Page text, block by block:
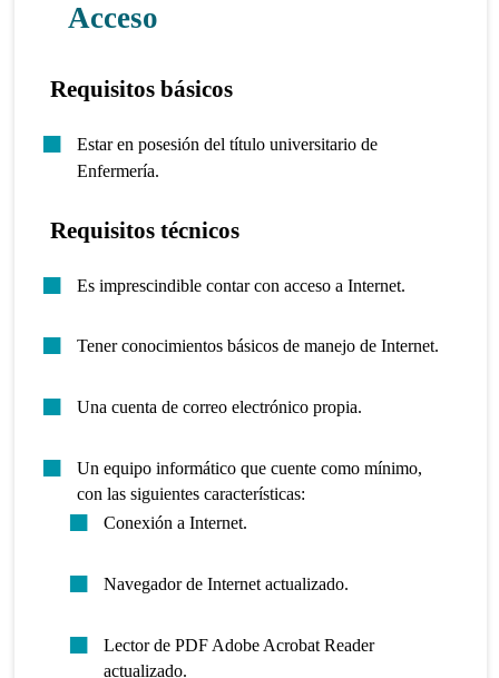
Acceso
Requisitos básicos
Estar en posesión del título universitario de
Enfermería.
Requisitos técnicos
Es imprescindible contar con acceso a Internet.
Tener conocimientos básicos de manejo de Internet.
Una cuenta de correo electrónico propia.
Un equipo informático que cuente como mínimo,
con las siguientes características:
Conexión a Internet.
Navegador de Internet actualizado.
Lector de PDF Adobe Acrobat Reader
actualizado.